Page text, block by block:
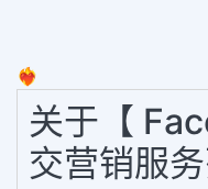
❤️‍🔥
关于【
交营销服